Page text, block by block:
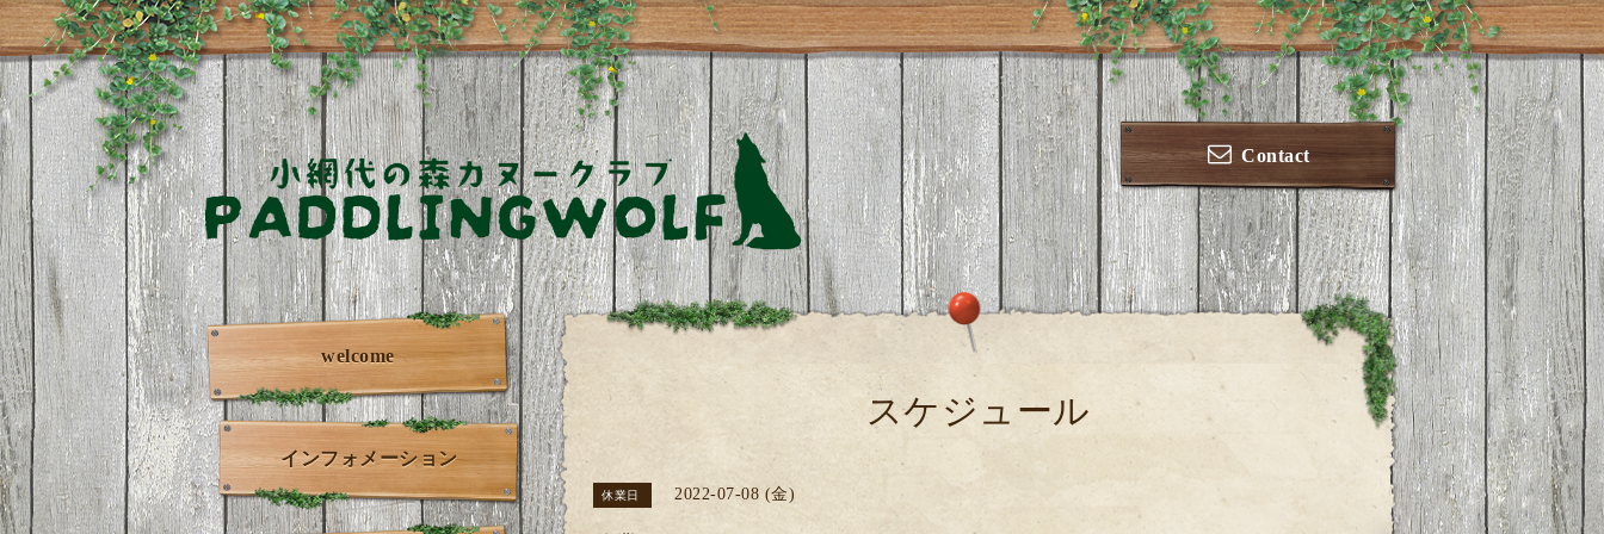
Contact
スケジュール
休業日 2022-07-08 (金)
welcome
インフォメーション